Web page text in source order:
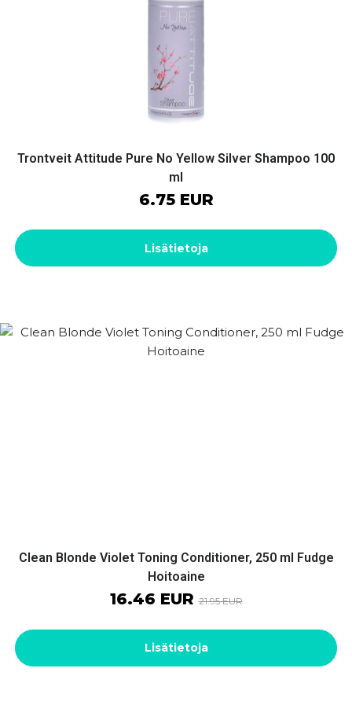
Trontveit Attitude Pure No Yellow Silver Shampoo 100
ml
6.75 EUR
Lisätietoja
Clean Blonde Violet Toning Conditioner, 250 ml Fudge
Hoitoaine
16.46 EUR21.95 EUR
Lisätietoja